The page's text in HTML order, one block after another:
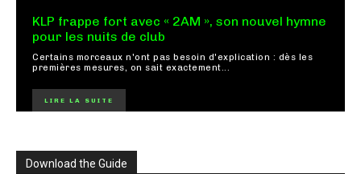
KLP frappe fort avec « 2AM », son nouvel hymne
pour les nuits de club
Certains morceaux n'ont pas besoin d'explication : dès les
premières mesures, on sait exactement...
LIRE LA SUITE
Download the Guide